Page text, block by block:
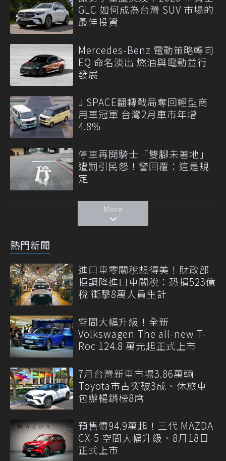
GLC 如何成為台灣 SUV 市場的
最佳投資
Mercedes-Benz 電動策略轉向
EQ 命名淡出 燃油與電動並行
發展
J SPACE翻轉戰局奪回輕型商
用車冠軍 台灣2月車市年增
4.8%
停車再開騎士「雙腳未著地」
遭罰引民怨！警回覆：這是規
定
More
熱門新聞
進口車零關稅想得美！財政部
拒調降進口車關稅：恐損523億
稅 衝擊8萬人員生計
空間大幅升級！全新
Volkswagen The all-new T-
Roc 124.8 萬元起正式上市
7月台灣新車市場3.86萬輛
Toyota市占突破3成、休旅車
包辦暢銷榜8席
預售價94.9萬起！三代 MAZDA
CX-5 空間大幅升級、8月18日
正式上市